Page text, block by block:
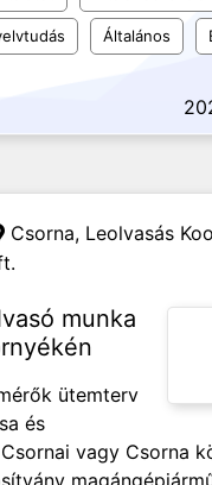
Általános
Csorna, Leolvasás
munka
ütemterv
és
vagy Csorna